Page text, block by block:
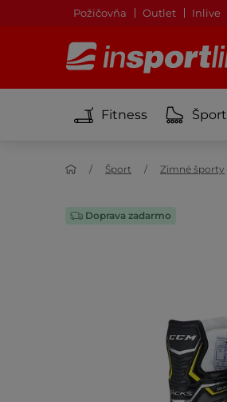
Požičovňa Outlet Inlive
Fitness Šport
Šport Zimné športy
Doprava zadarmo